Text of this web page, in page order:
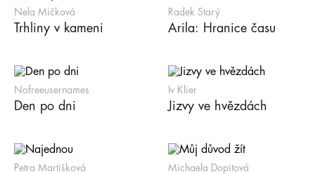
Nela Mičková
Trhliny v kameni
Radek Starý
Arila: Hranice času
Nofreeusernames
Den po dni
Iv Klier
Jizvy ve hvězdách
Petra Martišková Michaela Dopitová